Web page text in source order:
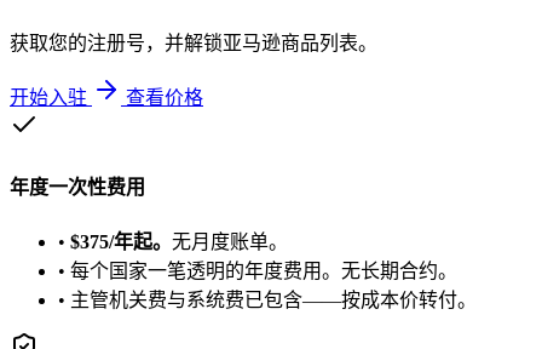
获取您的注册号，并解锁亚马逊商品列表。
开始入驻 查看价格
年度一次性费用
• $375/年起。 无月度账单。
• 每个国家一笔透明的年度费用。无长期合约。
• 主管机关费与系统费已包含——按成本价转付。